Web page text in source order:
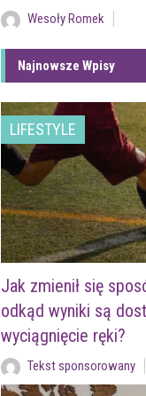
Wesoły Romek
Najnowsze Wpisy
LIFESTYLE
Jak zmienił się
odkąd wyniki są
wyciągnięcie ręki?
Tekst sponsorowany